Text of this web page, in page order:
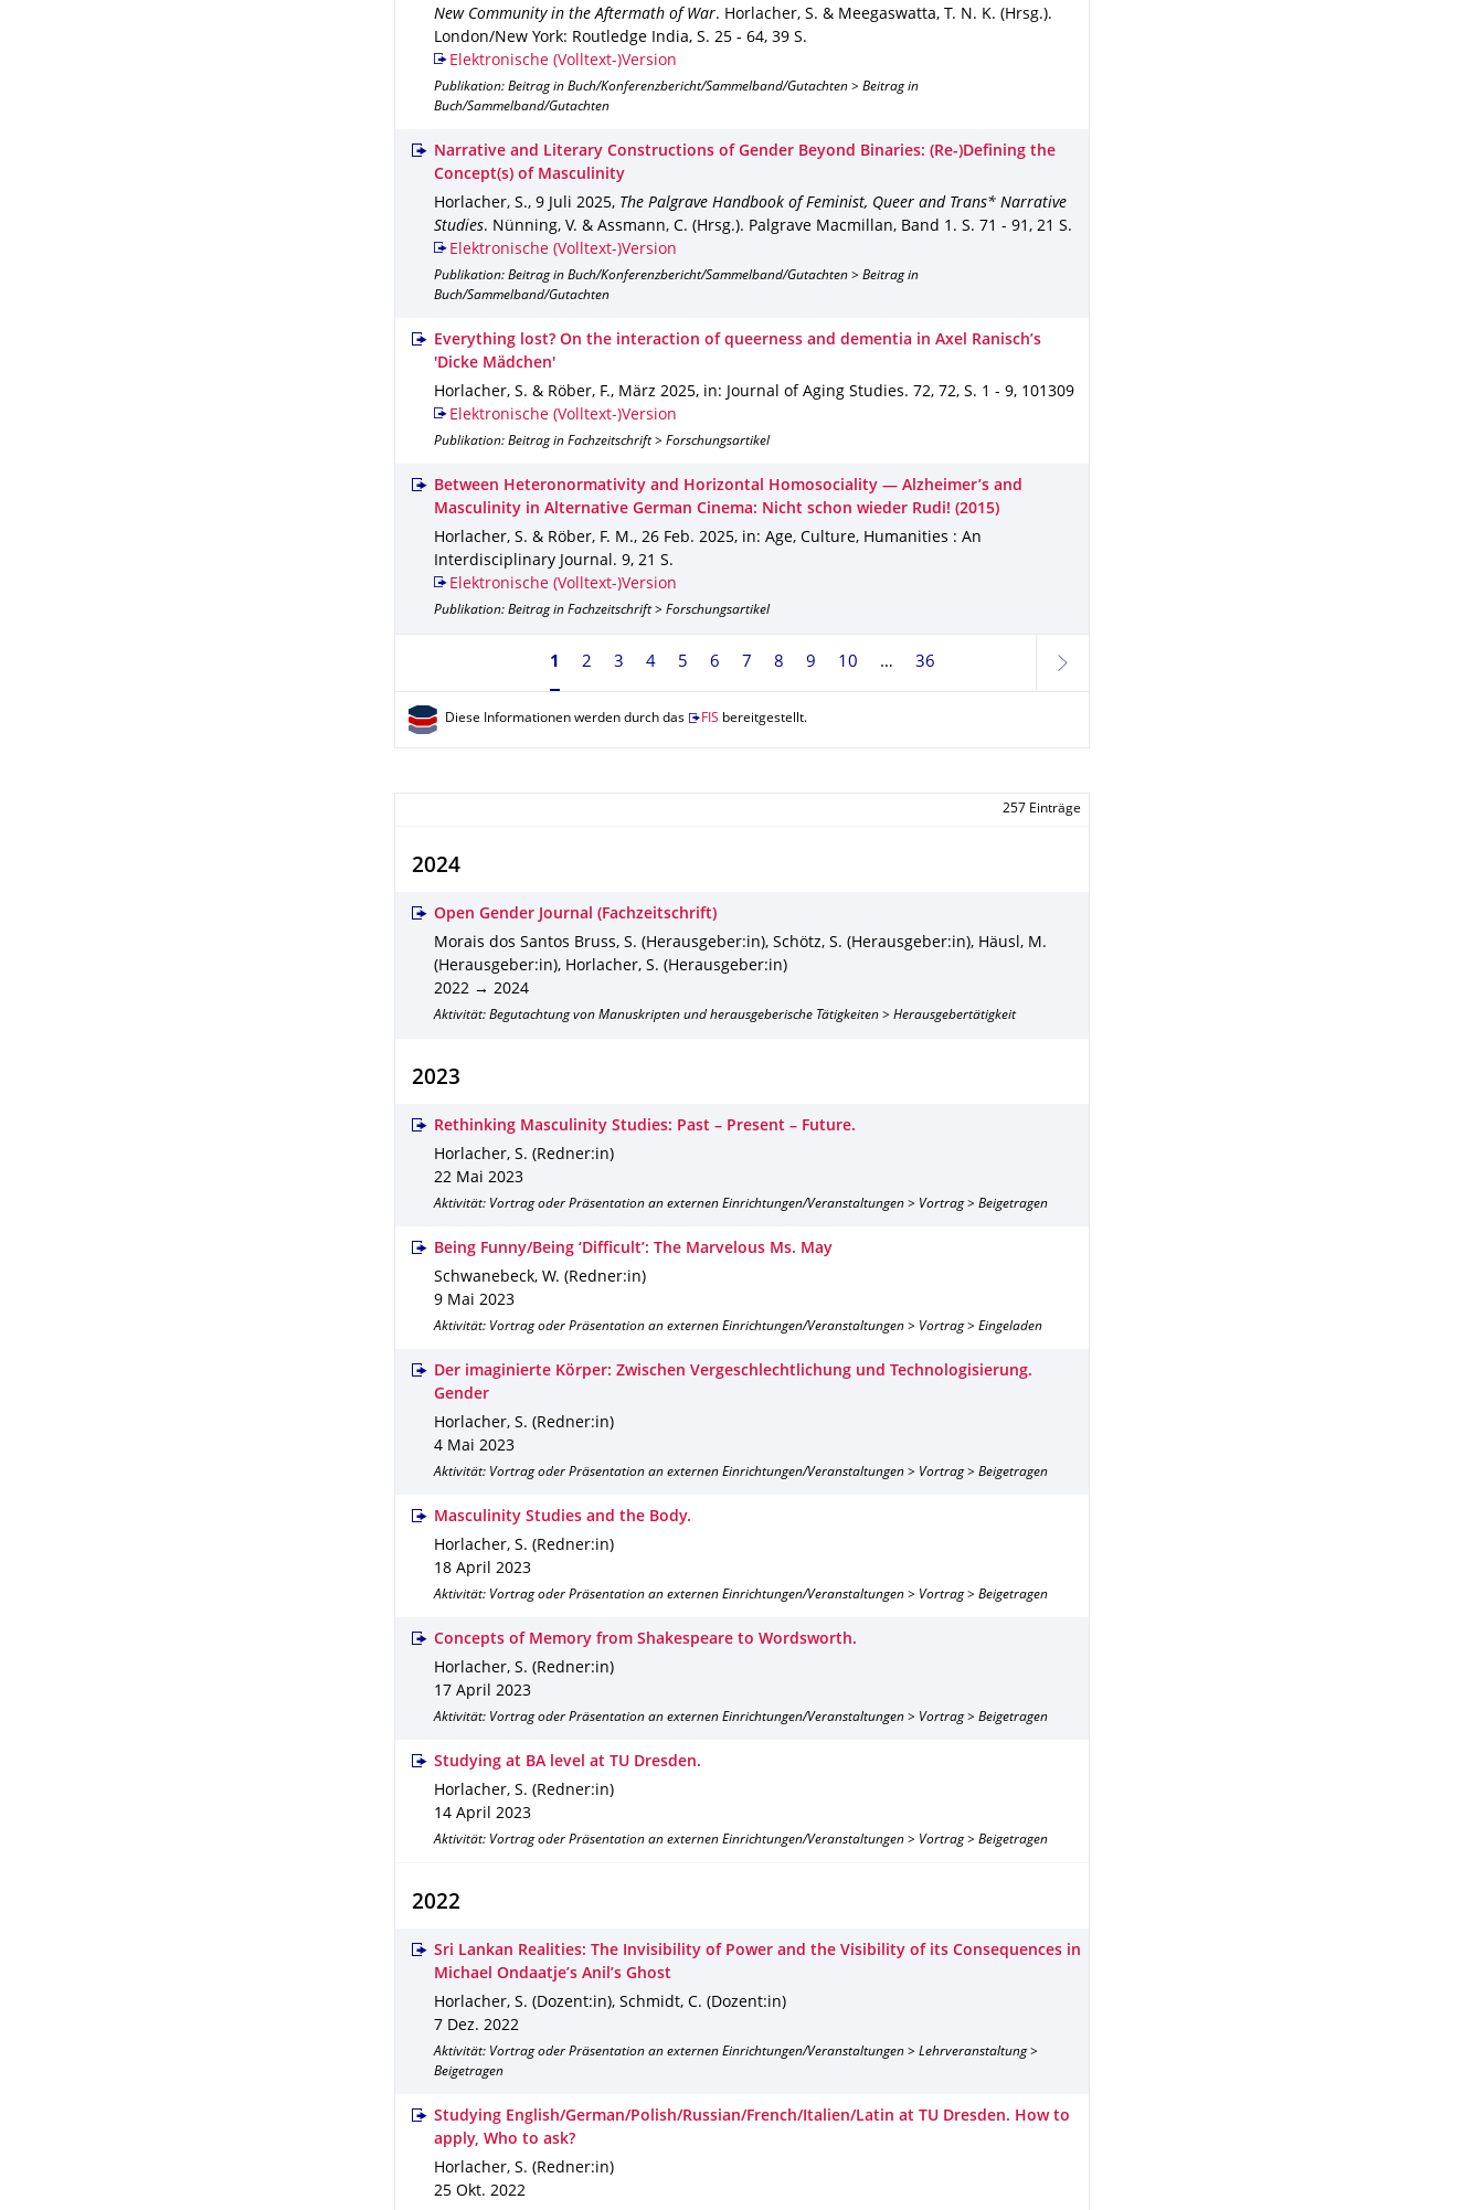
New Community in the Aftermath of War. Horlacher, S. & Meegaswatta, T. N. K. (Hrsg.).
London/New York: Routledge India, S. 25 - 64, 39 S.
Elektronische (Volltext-)Version
Publikation: Beitrag in Buch/Konferenzbericht/Sammelband/Gutachten > Beitrag in
Buch/Sammelband/Gutachten
Narrative and Literary Constructions of Gender Beyond Binaries: (Re-)Defining the
Concept(s) of Masculinity
Horlacher, S., 9 Juli 2025, The Palgrave Handbook of Feminist, Queer and Trans* Narrative
Studies. Nünning, V. & Assmann, C. (Hrsg.). Palgrave Macmillan, Band 1 . S. 71 - 91 , 21 S.
Elektronische (Volltext-)Version
Publikation: Beitrag in Buch/Konferenzbericht/Sammelband/Gutachten > Beitrag in
Buch/Sammelband/Gutachten
Everything lost? On the interaction of queerness and dementia in Axel Ranisch’s
'Dicke Mädchen'
Horlacher, S. & Röber, F., März 2025, in: Journal of Aging Studies. 72, 72, S. 1 - 9, 101309
Elektronische (Volltext-)Version
Publikation: Beitrag in Fachzeitschrift > Forschungsartikel
Between Heteronormativity and Horizontal Homosociality — Alzheimer’s and
Masculinity in Alternative German Cinema: Nicht schon wieder Rudi! (2015)
Horlacher, S. & Röber, F. M., 26 Feb. 2025, in: Age, Culture, Humanities : An
Interdisciplinary Journal . 9, 21 S.
Elektronische (Volltext-)Version
Publikation: Beitrag in Fachzeitschrift > Forschungsartikel
Seite 1, aktuell ausgewählt
1 2 3 4 5 6 7 8 9 10 36
weiter
Diese Informationen werden durch das FIS bereitgestellt.
257 Einträge
2024
Open Gender Journal (Fachzeitschrift)
Morais dos Santos Bruss, S. (Herausgeber:in), Schötz, S. (Herausgeber:in), Häusl, M.
(Herausgeber:in), Horlacher, S. (Herausgeber:in)
2022 → 2024
Aktivität: Begutachtung von Manuskripten und herausgeberische Tätigkeiten > Herausgebertätigkeit
2023
Rethinking Masculinity Studies: Past – Present – Future.
Horlacher, S. (Redner:in)
22 Mai 2023
Aktivität: Vortrag oder Präsentation an externen Einrichtungen/Veranstaltungen > Vortrag > Beigetragen
Being Funny/Being ‘Difficult’: The Marvelous Ms. May
Schwanebeck, W. (Redner:in)
9 Mai 2023
Aktivität: Vortrag oder Präsentation an externen Einrichtungen/Veranstaltungen > Vortrag > Eingeladen
Der imaginierte Körper: Zwischen Vergeschlechtlichung und Technologisierung.
Gender
Horlacher, S. (Redner:in)
4 Mai 2023
Aktivität: Vortrag oder Präsentation an externen Einrichtungen/Veranstaltungen > Vortrag > Beigetragen
Masculinity Studies and the Body.
Horlacher, S. (Redner:in)
18 April 2023
Aktivität: Vortrag oder Präsentation an externen Einrichtungen/Veranstaltungen > Vortrag > Beigetragen
Concepts of Memory from Shakespeare to Wordsworth.
Horlacher, S. (Redner:in)
17 April 2023
Aktivität: Vortrag oder Präsentation an externen Einrichtungen/Veranstaltungen > Vortrag > Beigetragen
Studying at BA level at TU Dresden.
Horlacher, S. (Redner:in)
14 April 2023
Aktivität: Vortrag oder Präsentation an externen Einrichtungen/Veranstaltungen > Vortrag > Beigetragen
2022
Sri Lankan Realities: The Invisibility of Power and the Visibility of its Consequences in
Michael Ondaatje’s Anil’s Ghost
Horlacher, S. (Dozent:in), Schmidt, C. (Dozent:in)
7 Dez. 2022
Aktivität: Vortrag oder Präsentation an externen Einrichtungen/Veranstaltungen > Lehrveranstaltung >
Beigetragen
Studying English/German/Polish/Russian/French/Italien/Latin at TU Dresden. How to
apply, Who to ask?
Horlacher, S. (Redner:in)
25 Okt. 2022